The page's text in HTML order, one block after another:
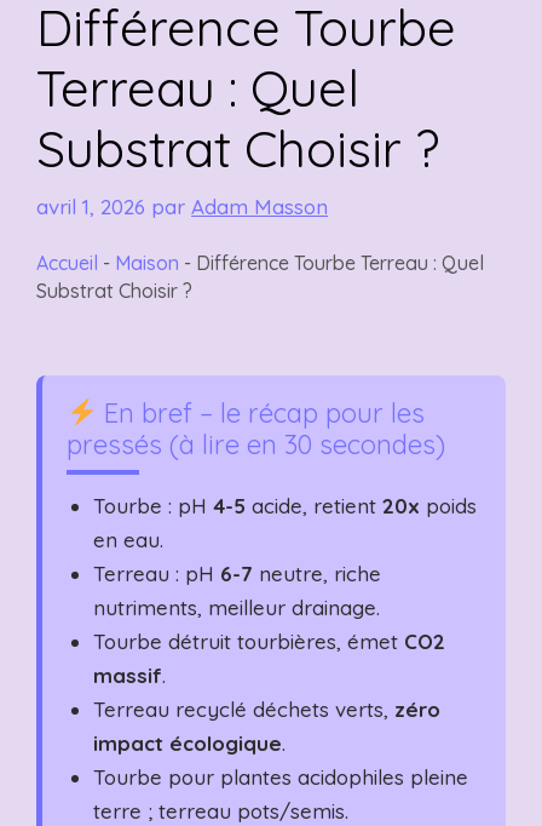
Différence Tourbe
Terreau : Quel
Substrat Choisir ?
avril 1, 2026 par Adam Masson
Accueil - Maison - Différence Tourbe Terreau : Quel
Substrat Choisir ?
En bref – le récap pour les
pressés (à lire en 30 secondes)
Tourbe : pH 4-5 acide, retient 20x poids
en eau.
Terreau : pH 6-7 neutre, riche
nutriments, meilleur drainage.
Tourbe détruit tourbières, émet CO2
massif.
Terreau recyclé déchets verts, zéro
impact écologique.
Tourbe pour plantes acidophiles pleine
terre ; terreau pots/semis.